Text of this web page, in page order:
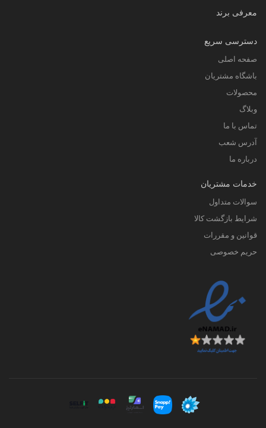
معرفی برند
دسترسی سریع
صفحه اصلی
باشگاه مشتریان
محصولات
وبلاگ
تماس با ما
آدرس شعب
درباره ما
خدمات مشتریان
سوالات متداول
شرایط بازگشت کالا
قوانین و مقررات
حریم خصوصی